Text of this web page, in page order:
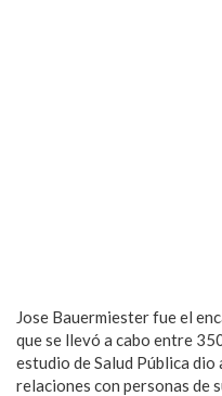
Jose Bauermiester fue el
que se llevó a cabo entre
estudio de Salud Pública dio
relaciones con personas de